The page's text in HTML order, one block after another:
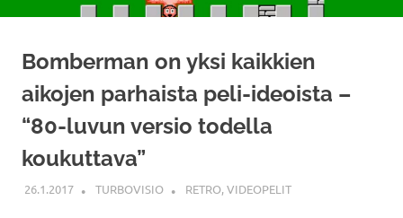
Bomberman on yksi kaikkien
aikojen parhaista peli-ideoista –
“80-luvun versio todella
koukuttava”
26.1.2017 TURBOVISIO RETRO,VIDEOPELIT